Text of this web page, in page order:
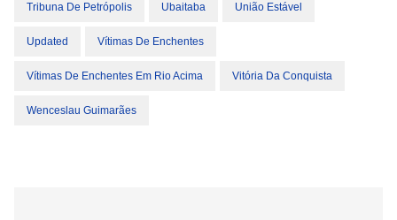
Tribuna De Petrópolis Ubaitaba União Estável
Updated Vítimas De Enchentes
Vítimas De Enchentes Em Rio Acima Vitória Da Conquista
Wenceslau Guimarães